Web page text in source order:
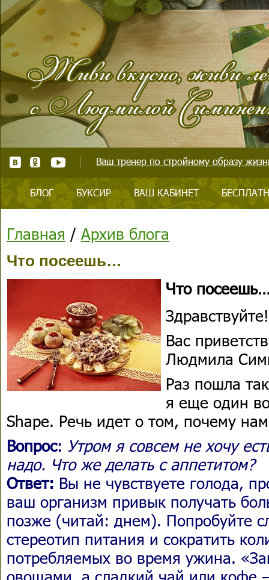
Ваш тренер по стройному образу
БЛОГ БУКСИР ВАШ КАБИНЕТ
Главная / Архив блога
Что посеешь…
Что
Здравствуйте!
Вас
Людмила
Раз пошла
я еще один
Shape. Речь идет о том, почему
Вопрос: Утром я совсем не хочу
надо. Что же делать с аппетитом?
Ответ: Вы не чувствуете голода,
ваш организм привык получать
позже (читай: днем). Попробуйте
стереотип питания и сократить
потребляемых во время ужина.